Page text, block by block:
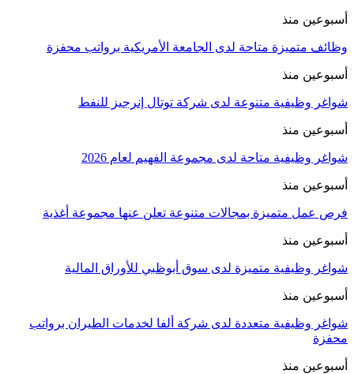
أسبوعين منذ
وظائف متميزة متاحة لدى الجامعة الأمريكية برواتب محفزة
أسبوعين منذ
شواغر وظيفية متنوعة لدى شركة توتال إنرجيز للنفط
أسبوعين منذ
شواغر وظيفية متاحة لدى مجموعة الفهيم لعام 2026
أسبوعين منذ
فرص عمل متميزة بمجالات متنوعة تعلن عنها مجموعة أغذية
أسبوعين منذ
شواغر وظيفية متميزة لدى سوق أبوظبي للأوراق المالية
أسبوعين منذ
شواغر وظيفية متعددة لدى شركة ألفا لخدمات الطيران برواتب
محفزة
أسبوعين منذ